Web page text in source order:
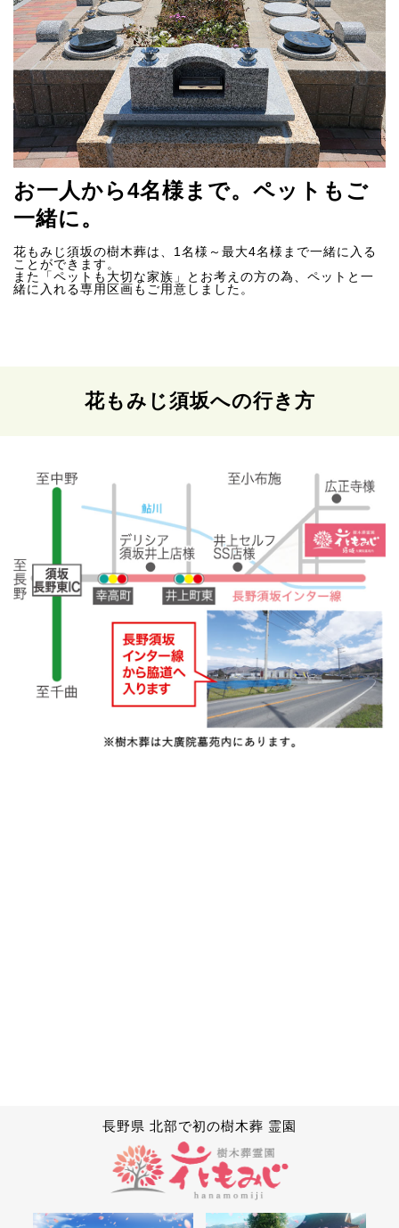
お一人から4名様まで。ペットもご
一緒に。
花もみじ須坂の樹木葬は、1名様～最大4名様まで一緒に入る
ことができます。
また「ペットも大切な家族」とお考えの方の為、ペットと一
緒に入れる専用区画もご用意しました。
花もみじ須坂への行き方
長野県 北部で初の樹木葬 霊園